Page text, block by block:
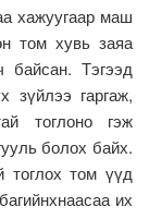
хажуугаар маш
том хувь заяа
байсан. Тэгээд
зүйлээ гаргаж,
тоглоно гэж
болох байх.
тоглох том үүд
их